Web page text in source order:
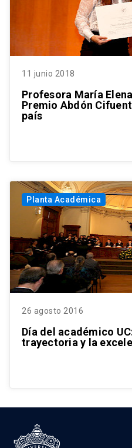
11 junio 2018
Profesora María
Premio Abdón
país
Planta Académica
26 agosto 2016
Día del académico
trayectoria y la